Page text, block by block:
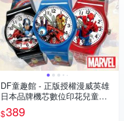
DF童趣館 - 正版授權漫威英雄
日本品牌機芯數位印花兒童手
錶
$389